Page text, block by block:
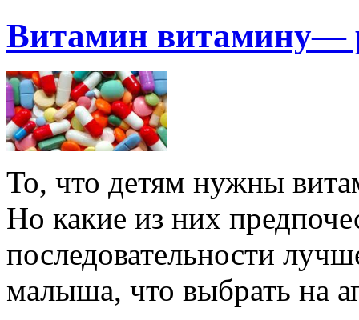
Витамин витамину—
То, что детям нужны
Но какие из них
последовательности
малыша, что выбрать на